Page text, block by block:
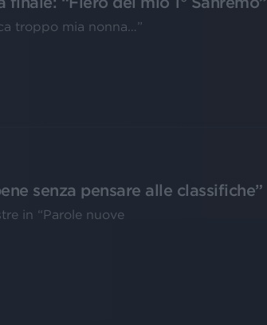
troppo mia nonna…”
senza pensare alle classifiche”
in “Parole nuove